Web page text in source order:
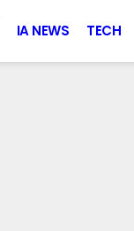
IA NEWS TECH